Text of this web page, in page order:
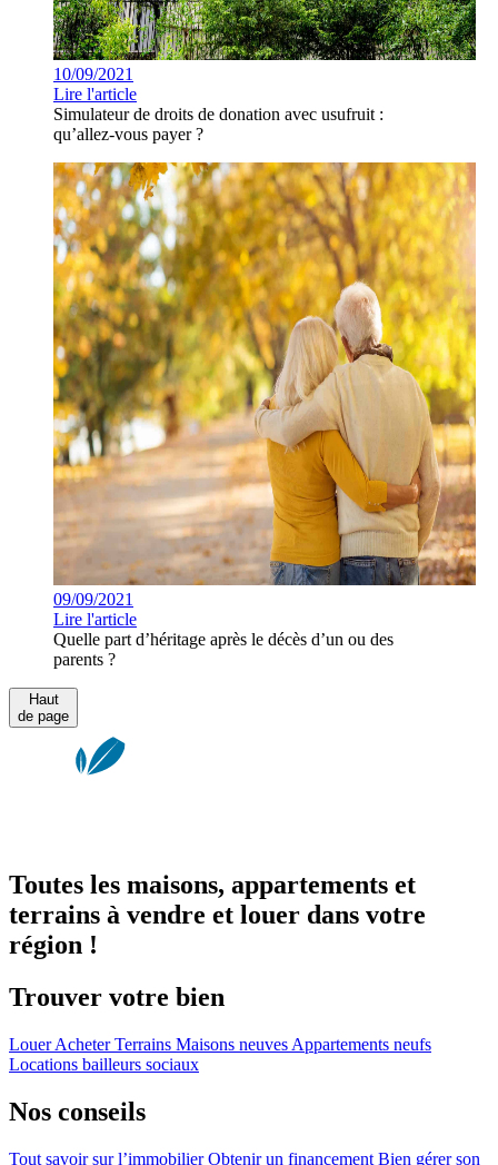
10/09/2021
Lire l'article
Simulateur de droits de donation avec usufruit :
qu’allez-vous payer ?
09/09/2021
Lire l'article
Quelle part d’héritage après le décès d’un ou des
parents ?
Haut
de page
Toutes les maisons, appartements et
terrains à vendre et louer dans votre
région !
Trouver votre bien
LouerAcheterTerrains Maisons neuves Appartements neufs
Locations bailleurs sociaux
Nos conseils
Tout savoir sur l’immobilierObtenir un financement Bien gérer son